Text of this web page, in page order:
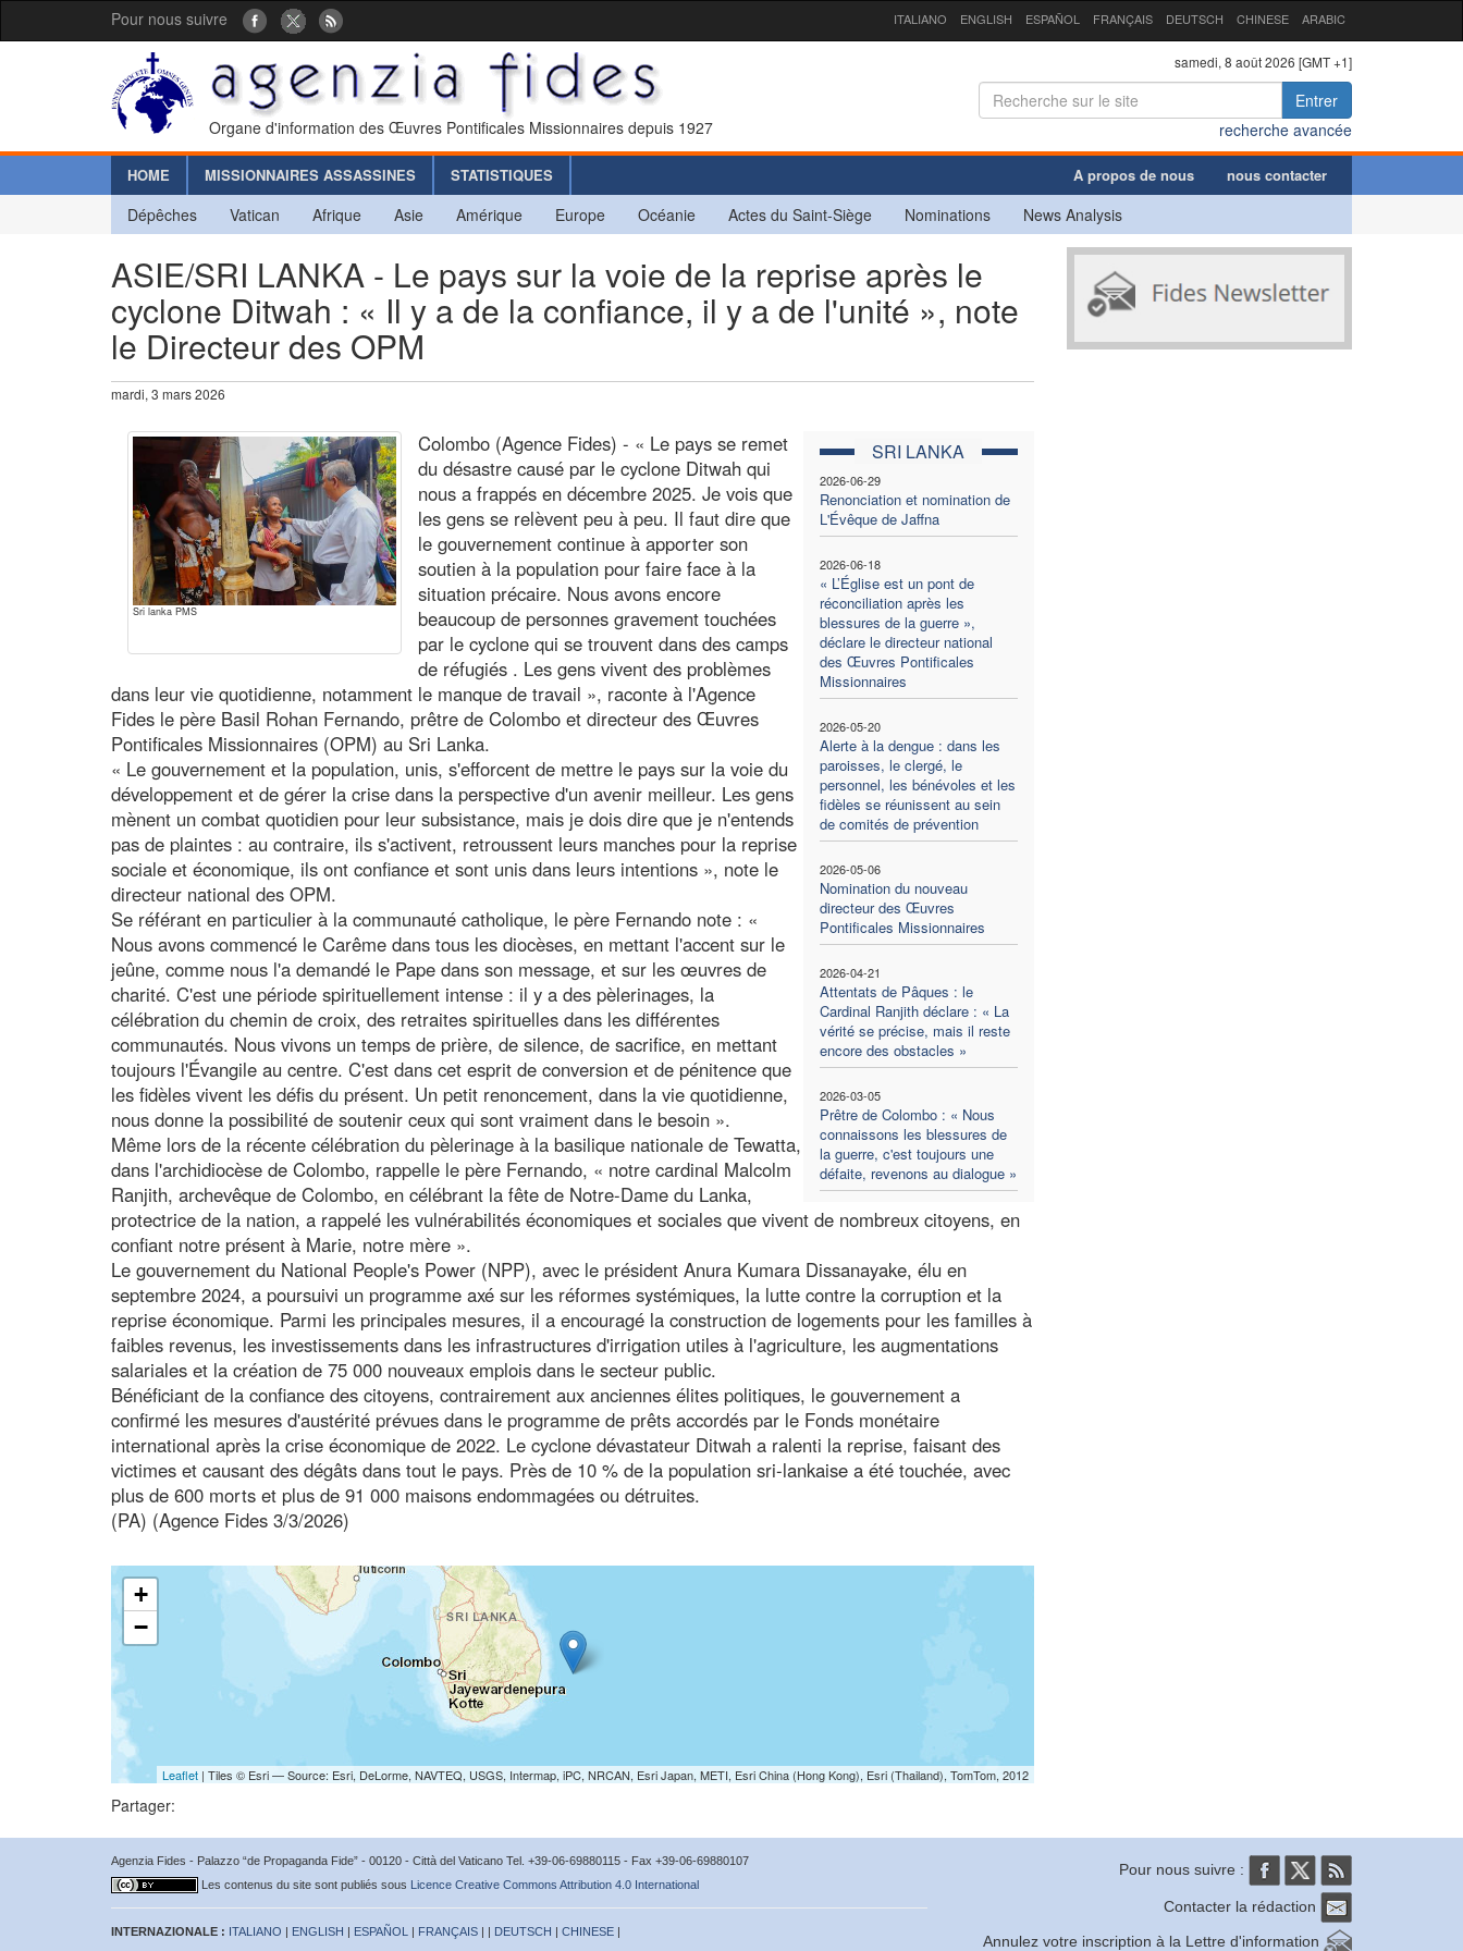
Pour nous suivre ITALIANO ENGLISH ESPAÑOL FRANÇAIS DEUTSCH CHINESE ARABIC
Organe d'information des Œuvres Pontificales Missionnaires depuis 1927
samedi, 8 août 2026 [GMT +1]
Entrer
recherche avancée
HOME MISSIONNAIRES ASSASSINES STATISTIQUES A propos de nous nous contacter
Dépêches Vatican Afrique Asie Amérique Europe Océanie Actes du Saint-Siège Nominations News Analysis
ASIE/SRI LANKA - Le pays sur la voie de la reprise après le
cyclone Ditwah : « Il y a de la confiance, il y a de l'unité », note
le Directeur des OPM
mardi, 3 mars 2026
Sri lanka PMS
SRI LANKA
2026-06-29
Renonciation et nomination de
L'Évêque de Jaffna
2026-06-18
« L’Église est un pont de
réconciliation après les
blessures de la guerre »,
déclare le directeur national
des Œuvres Pontificales
Missionnaires
2026-05-20
Alerte à la dengue : dans les
paroisses, le clergé, le
personnel, les bénévoles et les
fidèles se réunissent au sein
de comités de prévention
2026-05-06
Nomination du nouveau
directeur des Œuvres
Pontificales Missionnaires
2026-04-21
Attentats de Pâques : le
Cardinal Ranjith déclare : « La
vérité se précise, mais il reste
encore des obstacles »
2026-03-05
Prêtre de Colombo : « Nous
connaissons les blessures de
la guerre, c'est toujours une
défaite, revenons au dialogue »
Colombo (Agence Fides) - « Le pays se remet
du désastre causé par le cyclone Ditwah qui
nous a frappés en décembre 2025. Je vois que
les gens se relèvent peu à peu. Il faut dire que
le gouvernement continue à apporter son
soutien à la population pour faire face à la
situation précaire. Nous avons encore
beaucoup de personnes gravement touchées
par le cyclone qui se trouvent dans des camps
de réfugiés . Les gens vivent des problèmes
dans leur vie quotidienne, notamment le manque de travail », raconte à l'Agence
Fides le père Basil Rohan Fernando, prêtre de Colombo et directeur des Œuvres
Pontificales Missionnaires (OPM) au Sri Lanka.
« Le gouvernement et la population, unis, s'efforcent de mettre le pays sur la voie du
développement et de gérer la crise dans la perspective d'un avenir meilleur. Les gens
mènent un combat quotidien pour leur subsistance, mais je dois dire que je n'entends
pas de plaintes : au contraire, ils s'activent, retroussent leurs manches pour la reprise
sociale et économique, ils ont confiance et sont unis dans leurs intentions », note le
directeur national des OPM.
Se référant en particulier à la communauté catholique, le père Fernando note : «
Nous avons commencé le Carême dans tous les diocèses, en mettant l'accent sur le
jeûne, comme nous l'a demandé le Pape dans son message, et sur les œuvres de
charité. C'est une période spirituellement intense : il y a des pèlerinages, la
célébration du chemin de croix, des retraites spirituelles dans les différentes
communautés. Nous vivons un temps de prière, de silence, de sacrifice, en mettant
toujours l'Évangile au centre. C'est dans cet esprit de conversion et de pénitence que
les fidèles vivent les défis du présent. Un petit renoncement, dans la vie quotidienne,
nous donne la possibilité de soutenir ceux qui sont vraiment dans le besoin ».
Même lors de la récente célébration du pèlerinage à la basilique nationale de Tewatta,
dans l'archidiocèse de Colombo, rappelle le père Fernando, « notre cardinal Malcolm
Ranjith, archevêque de Colombo, en célébrant la fête de Notre-Dame du Lanka,
protectrice de la nation, a rappelé les vulnérabilités économiques et sociales que vivent de nombreux citoyens, en
confiant notre présent à Marie, notre mère ».
Le gouvernement du National People's Power (NPP), avec le président Anura Kumara Dissanayake, élu en
septembre 2024, a poursuivi un programme axé sur les réformes systémiques, la lutte contre la corruption et la
reprise économique. Parmi les principales mesures, il a encouragé la construction de logements pour les familles à
faibles revenus, les investissements dans les infrastructures d'irrigation utiles à l'agriculture, les augmentations
salariales et la création de 75 000 nouveaux emplois dans le secteur public.
Bénéficiant de la confiance des citoyens, contrairement aux anciennes élites politiques, le gouvernement a
confirmé les mesures d'austérité prévues dans le programme de prêts accordés par le Fonds monétaire
international après la crise économique de 2022. Le cyclone dévastateur Ditwah a ralenti la reprise, faisant des
victimes et causant des dégâts dans tout le pays. Près de 10 % de la population sri-lankaise a été touchée, avec
plus de 600 morts et plus de 91 000 maisons endommagées ou détruites.
(PA) (Agence Fides 3/3/2026)
+
−
Leaflet| Tiles © Esri — Source: Esri, DeLorme, NAVTEQ, USGS, Intermap, iPC, NRCAN, Esri Japan, METI, Esri China (Hong Kong), Esri (Thailand), TomTom, 2012
Partager:
Agenzia Fides - Palazzo “de Propaganda Fide” - 00120 - Città del Vaticano Tel. +39-06-69880115 - Fax +39-06-69880107
Les contenus du site sont publiés sous Licence Creative Commons Attribution 4.0 International
INTERNAZIONALE : ITALIANO | ENGLISH | ESPAÑOL | FRANÇAIS | | DEUTSCH | CHINESE |
Pour nous suivre :
Contacter la rédaction
Annulez votre inscription à la Lettre d'information